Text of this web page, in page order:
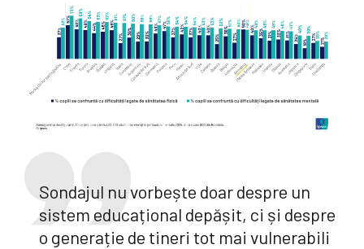
Sondajul nu vorbește doar despre un
sistem educațional depășit, ci și despre
o generație de tineri tot mai vulnerabili